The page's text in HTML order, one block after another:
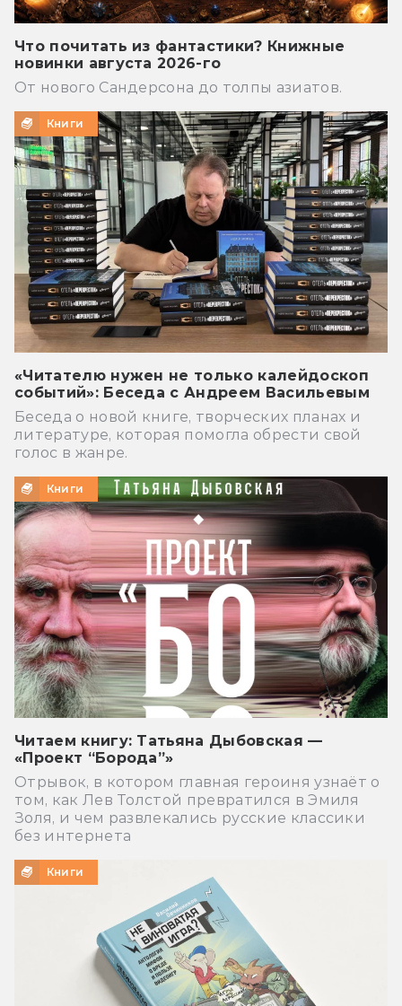
Что почитать из фантастики? Книжные
новинки августа 2026-го
От нового Сандерсона до толпы азиатов.
Книги
«Читателю нужен не только калейдоскоп
событий»: Беседа с Андреем Васильевым
Беседа о новой книге, творческих планах и
литературе, которая помогла обрести свой
голос в жанре.
Книги
Читаем книгу: Татьяна Дыбовская —
«Проект “Борода”»
Отрывок, в котором главная героиня узнаёт о
том, как Лев Толстой превратился в Эмиля
Золя, и чем развлекались русские классики
без интернета
Книги